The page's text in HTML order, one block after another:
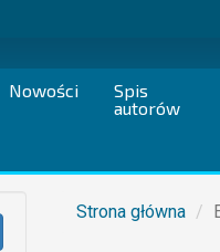
Nowości
Spis
autorów
Strona główna